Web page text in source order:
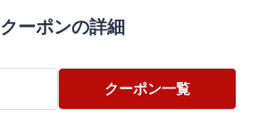
クーポンの詳細
クーポン一覧